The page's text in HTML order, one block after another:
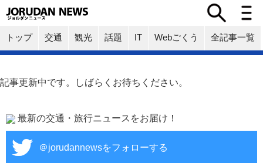
トップ 交通 観光 話題 IT Webごくう 全記事一覧
記事更新中です。しばらくお待ちください。
最新の交通・旅行ニュースをお届け！
＠jorudannewsをフォローする